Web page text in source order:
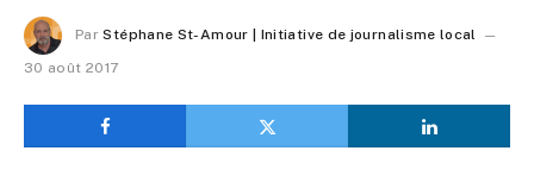
Par Stéphane St-Amour | Initiative de journalisme local
30 août 2017